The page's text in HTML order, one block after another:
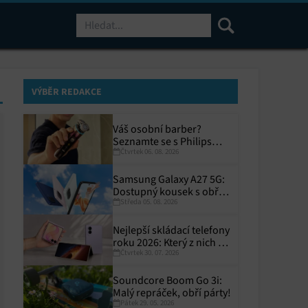
VÝBĚR REDAKCE
Váš osobní barber?
Seznamte se s Philips
i9000 Prestige Ultra
Čtvrtek 06. 08. 2026
Samsung Galaxy A27 5G:
Dostupný kousek s obřím
displejem
Středa 05. 08. 2026
Nejlepší skládací telefony
roku 2026: Který z nich si
zaslouží místo ve vaší
Čtvrtek 30. 07. 2026
Soundcore Boom Go 3i:
Malý repráček, obří párty!
Pátek 29. 05. 2026